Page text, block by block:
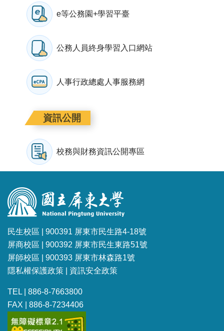
e等公務園+學習平臺
公務人員終身學習入口網站
人事行政總處人事服務網
資訊公開
校務與財務資訊公開專區
民生校區 | 900391 屏東市民生路4-18號
屏商校區 | 900392 屏東市民生東路51號
屏師校區 | 900393 屏東市林森路1號
隱私權保護政策
資訊安全政策
TEL | 886-8-7663800
FAX | 886-8-7234406